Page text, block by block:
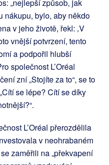
„nejlepší způsob, jak
nákupu, bylo, aby někdo
v jeho životě, řekl: ‚V
vnější potvrzení, tento
a podpořil hlubší
společnost L’Oréal
zní „Stojíte za to“, se to
se lépe? Cítí se díky
L’Oréal přerozdělila
v neohrabaném
zaměřili na „překvapení